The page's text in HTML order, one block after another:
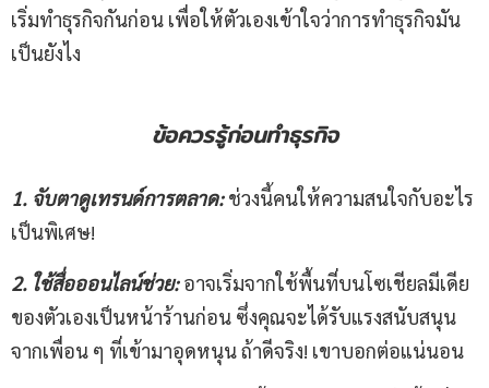
เริ่มทำธุรกิจกันก่อน เพื่อให้ตัวเองเข้าใจว่าการทำธุรกิจมัน
เป็นยังไง
ข้อควรรู้ก่อนทำธุรกิจ
1. จับตาดูเทรนด์การตลาด: ช่วงนี้คนให้ความสนใจกับอะไร
เป็นพิเศษ!
2. ใช้สื่อออนไลน์ช่วย: อาจเริ่มจากใช้พื้นที่บนโซเชียลมีเดีย
ของตัวเองเป็นหน้าร้านก่อน ซึ่งคุณจะได้รับแรงสนับสนุน
จากเพื่อน ๆ ที่เข้ามาอุดหนุน ถ้าดีจริง! เขาบอกต่อแน่นอน